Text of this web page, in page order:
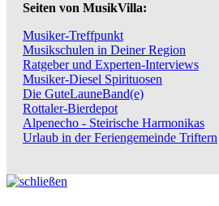
Seiten von MusikVilla:
Musiker-Treffpunkt
Musikschulen in Deiner Region
Ratgeber und Experten-Interviews
Musiker-Diesel Spirituosen
Die GuteLauneBand(e)
Rottaler-Bierdepot
Alpenecho - Steirische Harmonikas
Urlaub in der Feriengemeinde Triftern